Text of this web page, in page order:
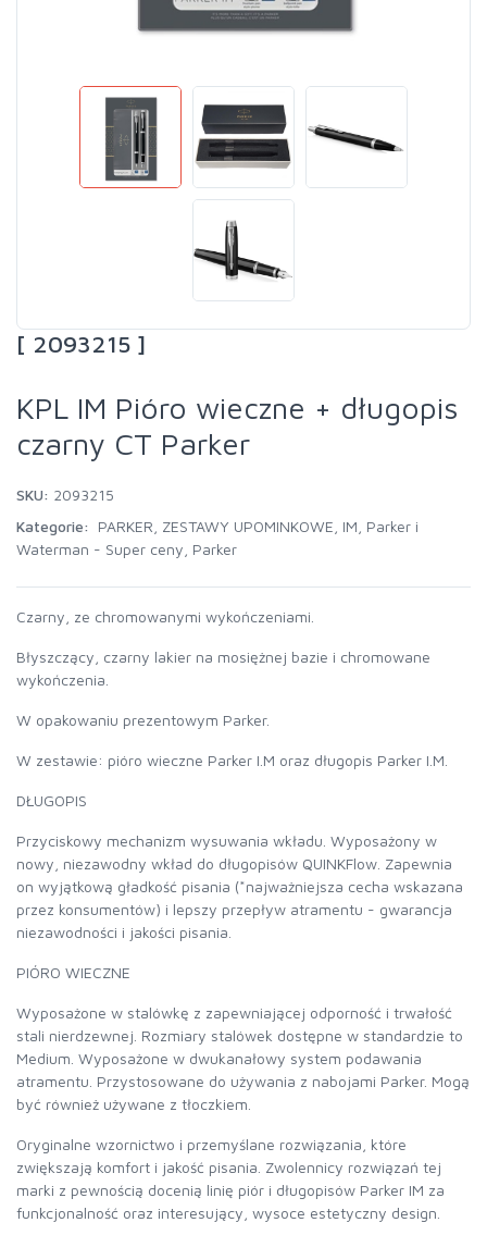
[ 2093215 ]
KPL IM Pióro wieczne + długopis
czarny CT Parker
SKU: 2093215
Kategorie:
PARKER ZESTAWY UPOMINKOWE IM Parker i
Waterman - Super ceny Parker
Czarny, ze chromowanymi wykończeniami.
Błyszczący, czarny lakier na mosiężnej bazie i chromowane
wykończenia.
W opakowaniu prezentowym Parker.
W zestawie: pióro wieczne Parker I.M oraz długopis Parker I.M.
DŁUGOPIS
Przyciskowy mechanizm wysuwania wkładu. Wyposażony w
nowy, niezawodny wkład do długopisów QUINKFlow. Zapewnia
on wyjątkową gładkość pisania (*najważniejsza cecha wskazana
przez konsumentów) i lepszy przepływ atramentu - gwarancja
niezawodności i jakości pisania.
PIÓRO WIECZNE
Wyposażone w stalówkę z zapewniającej odporność i trwałość
stali nierdzewnej. Rozmiary stalówek dostępne w standardzie to
Medium. Wyposażone w dwukanałowy system podawania
atramentu. Przystosowane do używania z nabojami Parker. Mogą
być również używane z tłoczkiem.
Oryginalne wzornictwo i przemyślane rozwiązania, które
zwiększają komfort i jakość pisania. Zwolennicy rozwiązań tej
marki z pewnością docenią linię piór i długopisów Parker IM za
funkcjonalność oraz interesujący, wysoce estetyczny design.